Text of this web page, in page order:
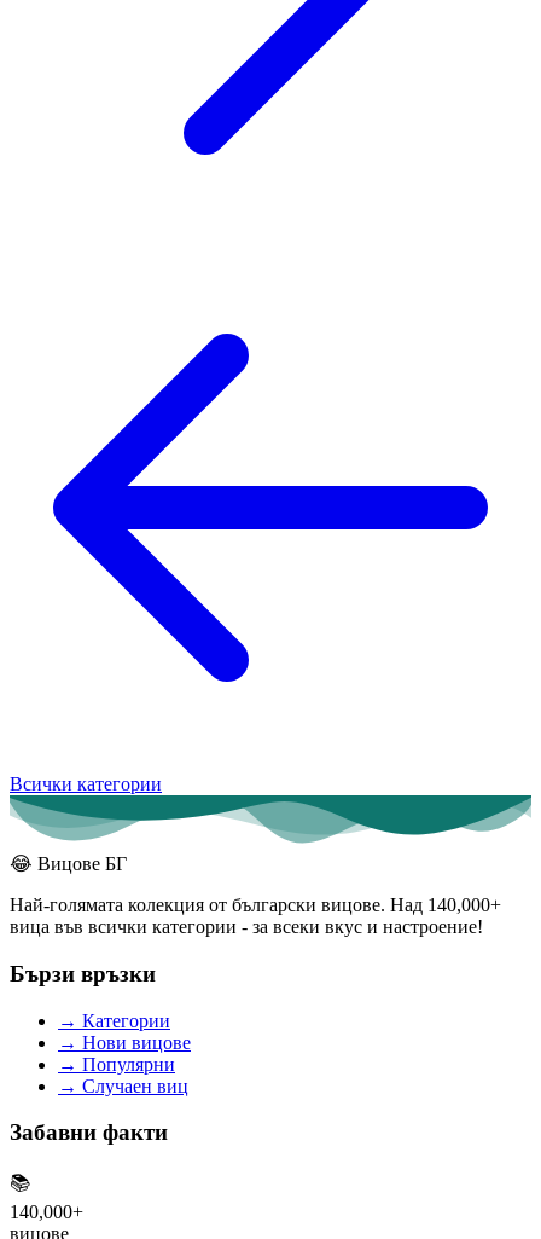
Всички категории
😂 Вицове БГ
Най-голямата колекция от български вицове. Над 140,000+
вица във всички категории - за всеки вкус и настроение!
Бързи връзки
→ Категории
→ Нови вицове
→ Популярни
→ Случаен виц
Забавни факти
📚
140,000+
вицове